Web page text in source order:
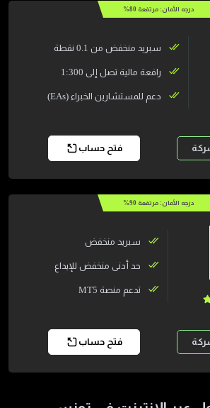
درجه الأمان: مرتفعة80
%
سبريد منخفض من 0.1 نقطة
رافعة مالية تصل إلى 1:300
دعم للمستشارين الخبراء (EAs)
فتح حساب
درجه الأمان: مرتفعة90
%
سبريد منخفض
حد أدنى منخفض للإيداع
تدعم منصة MT5
فتح حساب